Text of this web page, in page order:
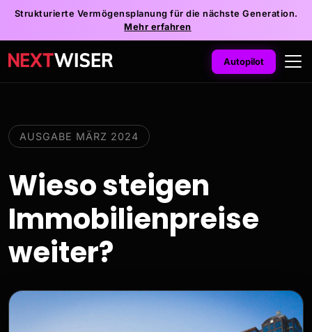
Strukturierte Vermögensplanung für die nächste Generation.
Mehr erfahren
Autopilot
AUSGABE MÄRZ 2024
Wieso steigen
Immobilienpreise
weiter?